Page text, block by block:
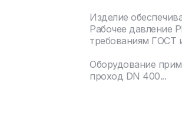
Изделие
Рабочее давление
требованиям ГОСТ
Оборудование
проход DN 400...